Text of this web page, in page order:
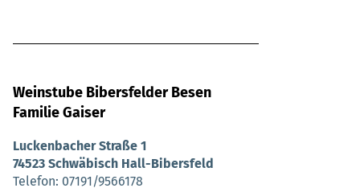
Weinstube Bibersfelder Besen
Familie Gaiser
Luckenbacher Straße 1
74523 Schwäbisch Hall-Bibersfeld
Telefon 07191/9566178